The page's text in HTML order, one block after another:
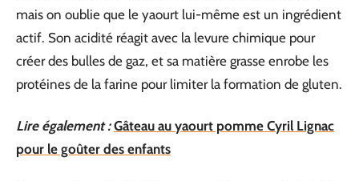
mais on oublie que le yaourt lui-même est un ingrédient
actif. Son acidité réagit avec la levure chimique pour
créer des bulles de gaz, et sa matière grasse enrobe les
protéines de la farine pour limiter la formation de gluten.
Lire également : Gâteau au yaourt pomme Cyril Lignac
pour le goûter des enfants